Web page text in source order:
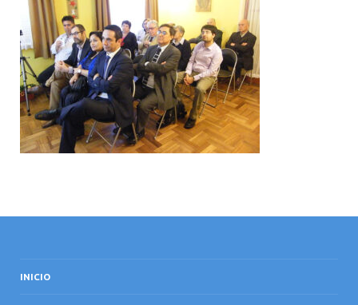
INTERNACIONAL
INICIO